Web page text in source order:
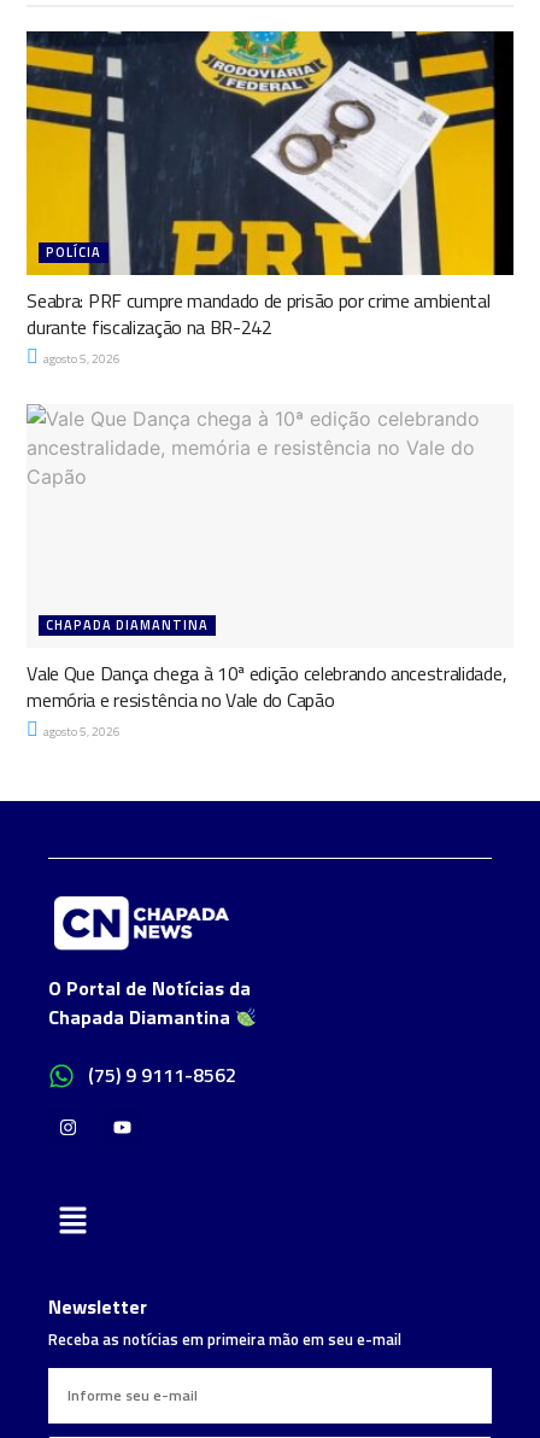
POLÍCIA
Seabra: PRF cumpre mandado de prisão por crime ambiental
durante fiscalização na BR-242
agosto 5, 2026
CHAPADA DIAMANTINA
Vale Que Dança chega à 10ª edição celebrando ancestralidade,
memória e resistência no Vale do Capão
agosto 5, 2026
O Portal de Notícias da
Chapada Diamantina
(75) 9 9111-8562
Newsletter
Receba as notícias em primeira mão em seu e-mail